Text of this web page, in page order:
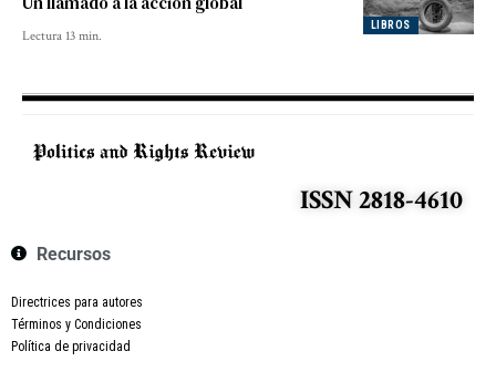
LIBROS
Lectura 13 min.
ISSN 2818-4610
Recursos
Directrices para autores
Términos y Condiciones
Política de privacidad